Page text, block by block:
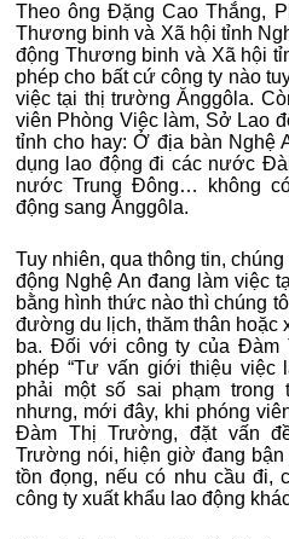
Theo ông Đặng Cao Thắng,
Thương binh và Xã hội tỉnh
động Thương binh và Xã hội
phép cho bất cứ công ty nào
việc tại thị trường Ănggôla.
viên Phòng Việc làm, Sở Lao
tỉnh cho hay: Ở địa bàn Nghệ
dụng lao động đi các nước
nước Trung Đông… không
động sang Ănggôla.
Tuy nhiên, qua thông tin,
động Nghệ An đang làm việc
bằng hình thức nào thì chúng
đường du lịch, thăm thân hoặc
ba. Đối với công ty của Đàm
phép “Tư vấn giới thiệu việc
phải một số sai phạm trong
nhưng, mới đây, khi phóng
Đàm Thị Trường, đặt vấn
Trường nói, hiện giờ đang
tồn đọng, nếu có nhu cầu đi,
công ty xuất khẩu lao động